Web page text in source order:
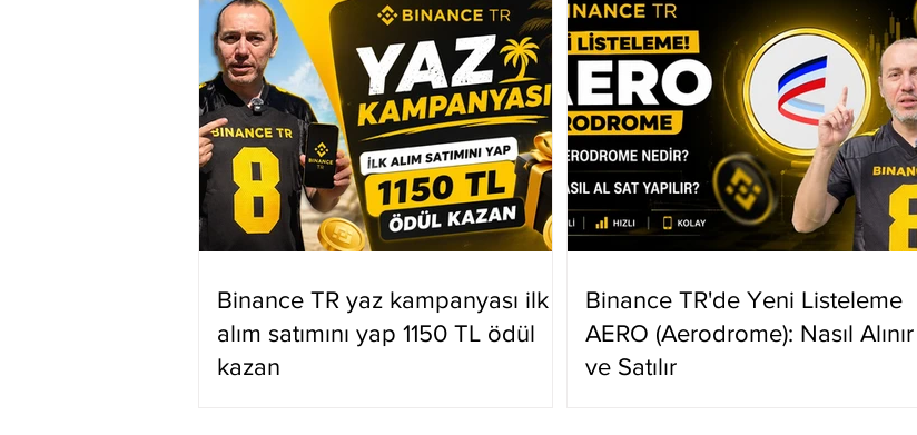
Binance TR yaz kampanyası ilk
alım satımını yap 1150 TL ödül
kazan
Binance TR'de Yeni Listeleme
AERO (Aerodrome): Nasıl Alınır
ve Satılır